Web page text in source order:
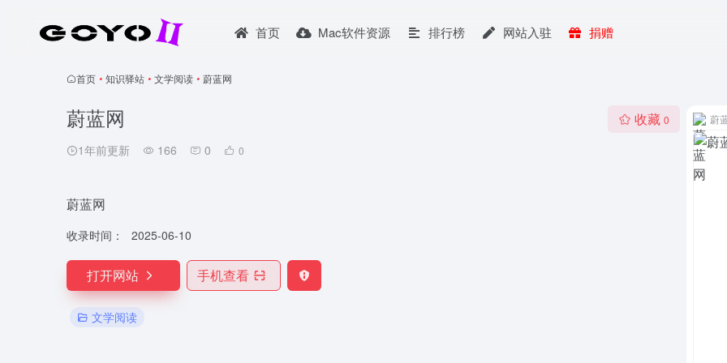
首页 Mac软件资源 排行榜 网站入驻 捐赠
首页 • 知识驿站 • 文学阅读 • 蔚蓝网
蔚蓝网
1年前更新 166 0 0
收藏 0
蔚蓝网
收录时间： 2025-06-10
打开网站 手机查看
文学阅读
蔚